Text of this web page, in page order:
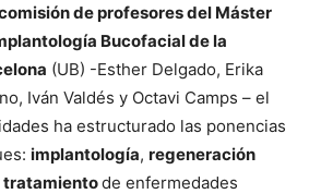
de profesores del Máster
Bucofacial de la
(UB) -Esther Delgado, Erika
Iván Valdés y Octavi Camps – el
ha estructurado las ponencias
implantología, regeneración
tratamientode enfermedades